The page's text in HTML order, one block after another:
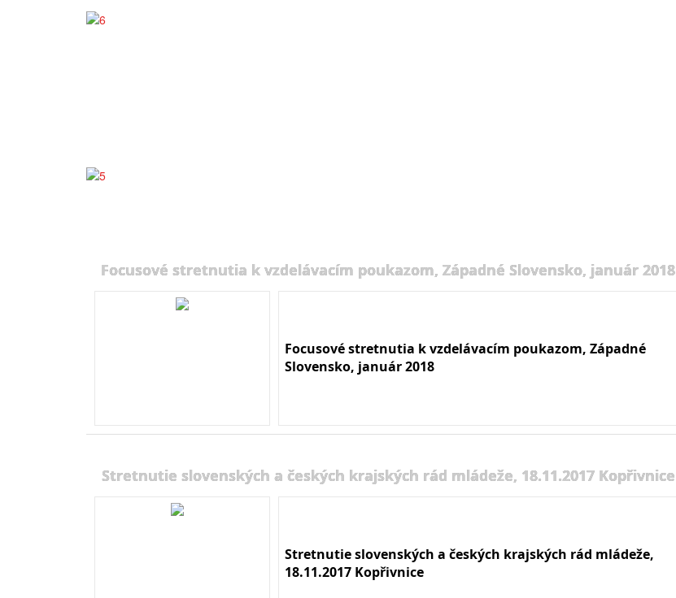
Focusové stretnutia k vzdelávacím poukazom, Západné Slovensko, január 2018
Focusové stretnutia k vzdelávacím poukazom, Západné
Slovensko, január 2018
Stretnutie slovenských a českých krajských rád mládeže, 18.11.2017 Kopřivnice
Stretnutie slovenských a českých krajských rád mládeže,
18.11.2017 Kopřivnice